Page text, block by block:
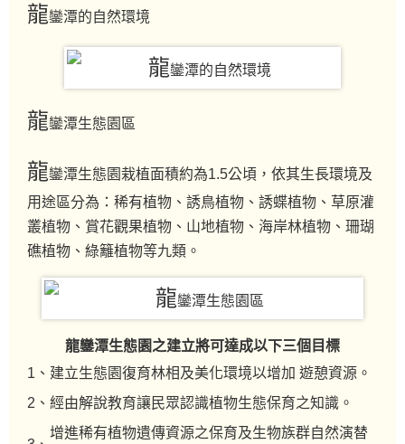
龍鑾潭的自然環境
龍鑾潭生態園區
龍鑾潭生態園栽植面積約為1.5公頃，依其生長環境及
用途區分為：稀有植物、誘鳥植物、誘蝶植物、草原灌
叢植物、賞花觀果植物、山地植物、海岸林植物、珊瑚
礁植物、綠籬植物等九類。
龍鑾潭生態園之建立將可達成以下三個目標
1、 建立生態園復育林相及美化環境以增加 遊憩資源。
2、 經由解說教育讓民眾認識植物生態保育之知識。
增進稀有植物遺傳資源之保育及生物族群自然演替